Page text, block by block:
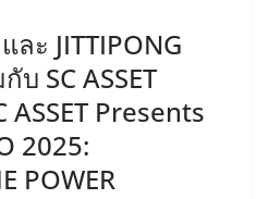
ะ JITTIPONG
SC ASSET
ASSET Presents
2025:
POWER